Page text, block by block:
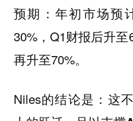
预期：年初市场预
30%，Q1财报后升
再升至70%。
Niles的结论是： 这